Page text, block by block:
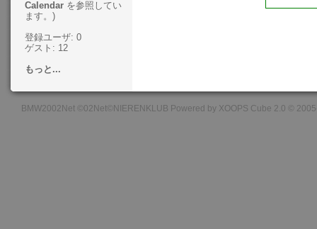
Calendar を参照してい
ます。)
登録ユーザ: 0
ゲスト: 12
もっと...
BMW2002Net ©02Net©NIERENKLUB Powered by XOOPS Cube 2.0 ©